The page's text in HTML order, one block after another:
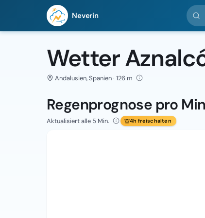
Neverin
Ort
Wetter
Andalusien, Spanien · 126 m
Regenprognose pro
Aktualisiert alle 5 Min. 4h freischalten